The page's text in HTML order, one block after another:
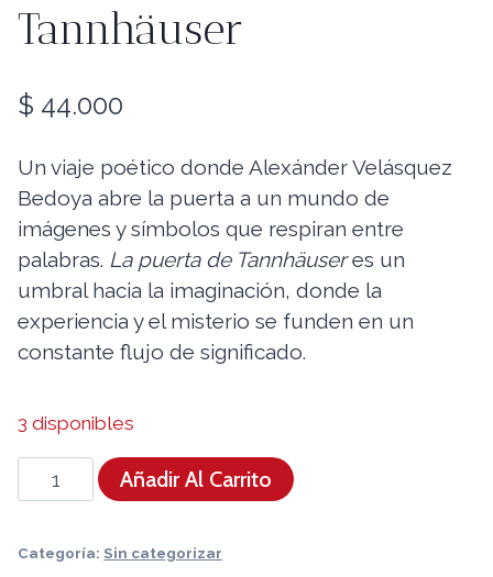
Tannhäuser
$ 44.000
Un viaje poético donde Alexánder Velásquez
Bedoya abre la puerta a un mundo de
imágenes y símbolos que respiran entre
palabras. La puerta de Tannhäuseres un
umbral hacia la imaginación, donde la
experiencia y el misterio se funden en un
constante flujo de significado.
3 disponibles
puerta
Tannhäuser
Añadir Al Carrito
Categoría: Sin categorizar